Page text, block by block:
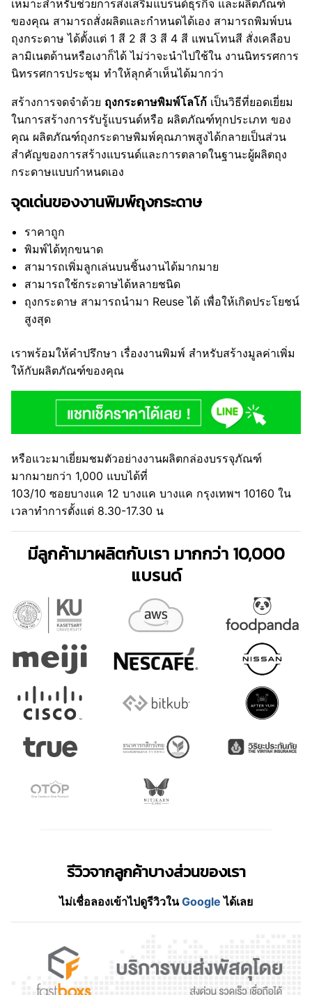
เหมาะสำหรับช่วยการส่งเสริมแบรนด์ธุรกิจ และผลิตภัณฑ์
ของคุณ สามารถสั่งผลิตและกำหนดได้เอง สามารถพิมพ์บน
ถุงกระดาษ ได้ตั้งแต่ 1 สี 2 สี 3 สี 4 สี แพนโทนสี สั่งเคลือบ
ลามิเนตด้านหรือเงาก็ได้ ไม่ว่าจะนำไปใช้ใน งานนิทรรศการ
นิทรรศการประชุม ทำให้ลุกค้าเห็นได้มากว่า
สร้างการจดจำด้วย ถุงกระดาษพิมพ์โลโก้ เป็นวิธีที่ยอดเยี่ยม
ในการสร้างการรับรู้แบรนด์หรือ ผลิตภัณฑ์ทุกประเภท ของ
คุณ ผลิตภัณฑ์ถุงกระดาษพิมพ์คุณภาพสูงได้กลายเป็นส่วน
สำคัญของการสร้างแบรนด์และการตลาดในฐานะผู้ผลิตถุง
กระดาษแบบกำหนดเอง
จุดเด่นของงานพิมพ์ถุงกระดาษ
ราคาถูก
พิมพ์ได้ทุกขนาด
สามารถเพิ่มลูกเล่นบนชิ้นงานได้มากมาย
สามารถใช้กระดาษได้หลายชนิด
ถุงกระดาษ สามารถนำมา Reuse ได้ เพื่อให้เกิดประโยชน์
สูงสุด
เราพร้อมให้คำปรึกษา เรื่องงานพิมพ์ สำหรับสร้างมูลค่าเพิ่ม
ให้กับผลิตภัณฑ์ของคุณ
หรือแวะมาเยี่ยมชมตัวอย่างงานผลิตกล่องบรรจุภัณฑ์
มากมายกว่า 1,000 แบบได้ที่
103/10 ซอยบางแค 12 บางแค บางแค กรุงเทพฯ 10160 ใน
เวลาทำการตั้งแต่ 8.30-17.30 น
มีลูกค้ามาผลิตกับเรา มากกว่า 10,000
แบรนด์
รีวิวจากลูกค้าบางส่วนของเรา
ไม่เชื่อลองเข้าไปดูรีวิวในGoogle ได้เลย